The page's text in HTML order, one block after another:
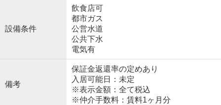
設備条件
飲食店可
都市ガス
公営水道
公共下水
電気有
備考
保証金返還率の定めあり
入居可能日：未定
※表示金額：全て税込
※仲介手数料：賃料1ヶ月分